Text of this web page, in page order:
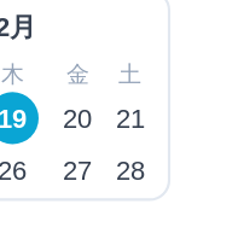
木 金 土
19 20 21
26 27 28